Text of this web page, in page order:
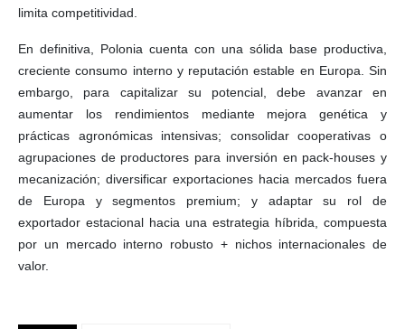
limita competitividad.
En definitiva, Polonia cuenta con una sólida base productiva,
creciente consumo interno y reputación estable en Europa. Sin
embargo, para capitalizar su potencial, debe avanzar en
aumentar los rendimientos mediante mejora genética y
prácticas agronómicas intensivas; consolidar cooperativas o
agrupaciones de productores para inversión en pack-houses y
mecanización; diversificar exportaciones hacia mercados fuera
de Europa y segmentos premium; y adaptar su rol de
exportador estacional hacia una estrategia híbrida, compuesta
por un mercado interno robusto + nichos internacionales de
valor.